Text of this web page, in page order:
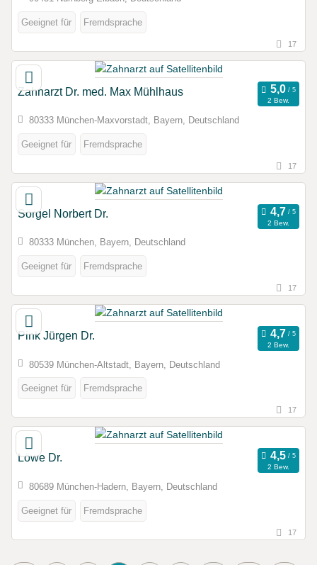
Geeignet für Fremdsprache
17
Zahnarzt Dr. med. Max Mühlhaus
2 Bew.
80333 München-Maxvorstadt, Bayern, Deutschland
Geeignet für Fremdsprache
17
Sörgel Norbert Dr.
2 Bew.
80333 München, Bayern, Deutschland
Geeignet für Fremdsprache
17
Pink Jürgen Dr.
2 Bew.
80539 München-Altstadt, Bayern, Deutschland
Geeignet für Fremdsprache
17
Löwe Dr.
2 Bew.
80689 München-Hadern, Bayern, Deutschland
Geeignet für Fremdsprache
17